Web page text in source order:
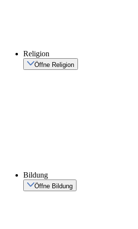
Religion
Öffne Religion
Bildung
Öffne Bildung